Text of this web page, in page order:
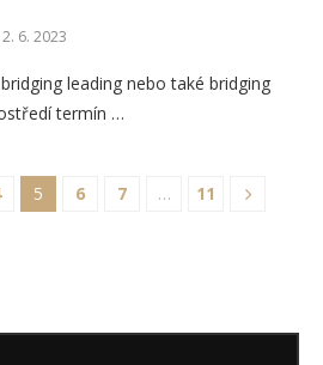
6. 2023
leading nebo také bridging
termín …
5 6 7 … 11